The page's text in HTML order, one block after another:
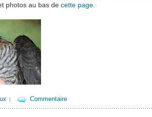
photos au bas decette page
| Commentaire